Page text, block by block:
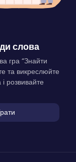
слова
гра “Знайти
та викреслюйте
розвивайте